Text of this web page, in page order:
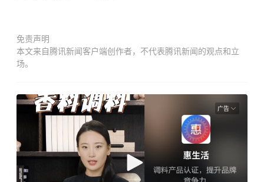
免责声明
本文来自腾讯新闻客户端创作者，不代表腾讯新闻的观点和立
场。
广告